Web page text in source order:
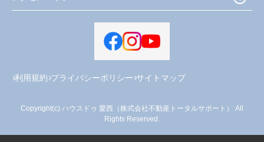
利用規約 プライバシーポリシー サイトマップ
Copyright(c) ハウスドゥ 愛西（株式会社不動産トータルサポート） All
Rights Reserved.